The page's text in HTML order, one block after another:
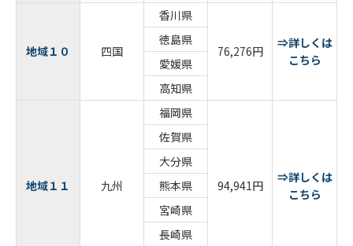
地域１０ 四国
香川県
76,276円
⇒詳しくは
こちら
徳島県
愛媛県
高知県
地域１１ 九州
福岡県
94,941円
⇒詳しくは
こちら
佐賀県
大分県
熊本県
宮崎県
長崎県